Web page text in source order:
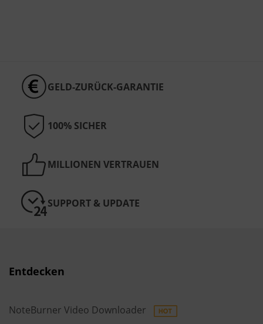
GELD-ZURÜCK-GARANTIE
100% SICHER
MILLIONEN VERTRAUEN
SUPPORT & UPDATE
Entdecken
NoteBurner Video Downloader